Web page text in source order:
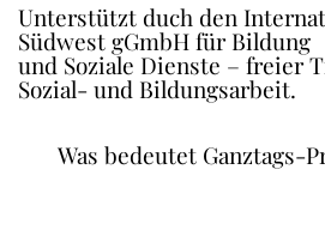
Unterstützt duch den
Südwest gGmbH für Bildung
und Soziale Dienste – freier
Sozial- und Bildungsarbeit.
Was bedeutet Ganztags-